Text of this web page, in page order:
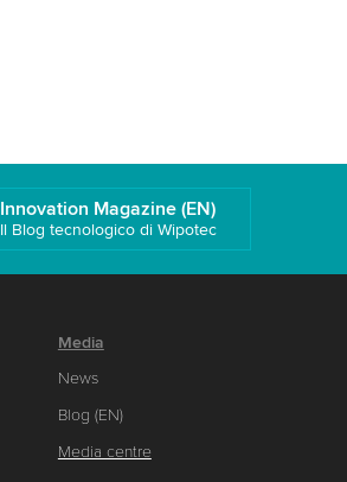
Innovation Magazine (EN)
Il Blog tecnologico di Wipotec
Media
News
Blog (EN)
Media centre